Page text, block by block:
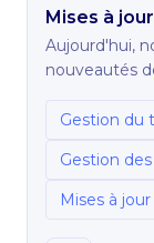
Mises à
Aujourd'hui,
nouveautés
Gestion du
Gestion
Mises à